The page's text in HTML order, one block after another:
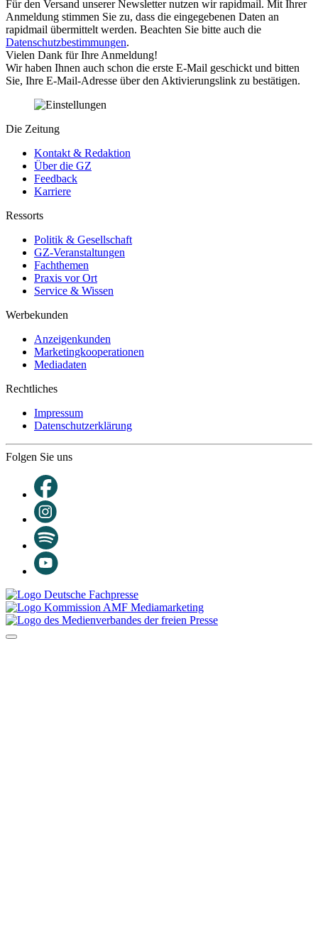
Für den Versand unserer Newsletter nutzen wir rapidmail. Mit Ihrer
Anmeldung stimmen Sie zu, dass die eingegebenen Daten an
rapidmail übermittelt werden. Beachten Sie bitte auch die
Datenschutzbestimmungen.
Vielen Dank für Ihre Anmeldung!
Wir haben Ihnen auch schon die erste E-Mail geschickt und bitten
Sie, Ihre E-Mail-Adresse über den Aktivierungslink zu bestätigen.
Die Zeitung
Kontakt & Redaktion
Über die GZ
Feedback
Karriere
Ressorts
Politik & Gesellschaft
GZ-Veranstaltungen
Fachthemen
Praxis vor Ort
Service & Wissen
Werbekunden
Anzeigenkunden
Marketingkooperationen
Mediadaten
Rechtliches
Impressum
Datenschutzerklärung
Folgen Sie uns